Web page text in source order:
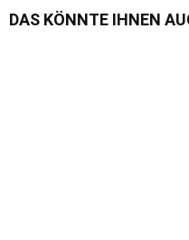
DAS KÖNNTE IHNEN